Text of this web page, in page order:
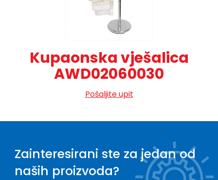
Kupaonska vješalica
AWD02060030
Pošaljite upit
Zainteresirani ste za jedan od
naših proizvoda?